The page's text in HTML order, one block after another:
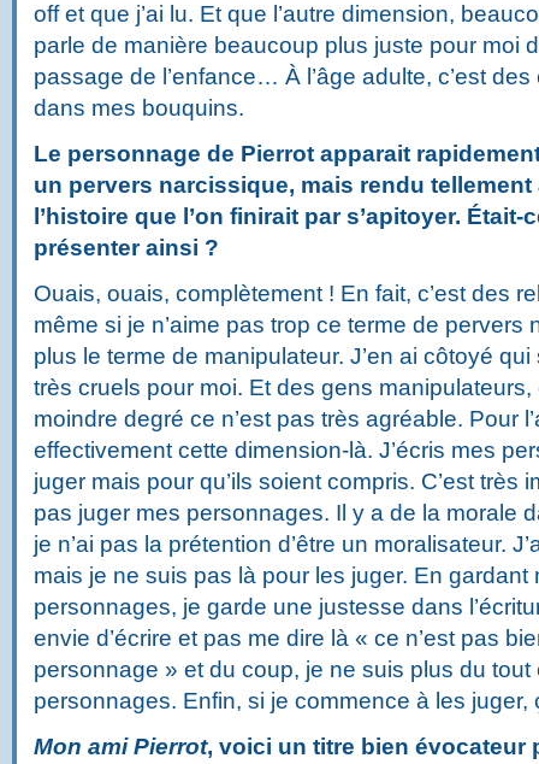
off et que j’ai lu. Et que l’autre dimension,
parle de manière beaucoup plus juste pour moi
passage de l’enfance… À l’âge adulte, c’est
dans mes bouquins.
Le personnage de Pierrot apparait
un pervers narcissique, mais rendu
l’histoire que l’on finirait par s’apitoyer.
présenter ainsi ?
Ouais, ouais, complètement ! En fait, c’est des
même si je n’aime pas trop ce terme de pervers
plus le terme de manipulateur. J’en ai côtoyé
très cruels pour moi. Et des gens
moindre degré ce n’est pas très agréable. Pour
effectivement cette dimension-là. J’écris mes
juger mais pour qu’ils soient compris. C’est très
pas juger mes personnages. Il y a de la morale
je n’ai pas la prétention d’être un moralisateur.
mais je ne suis pas là pour les juger. En gardant
personnages, je garde une justesse dans
envie d’écrire et pas me dire là « ce n’est pas
personnage » et du coup, je ne suis plus du
personnages. Enfin, si je commence à les juger,
Mon ami Pierrot, voici un titre bien évocateur